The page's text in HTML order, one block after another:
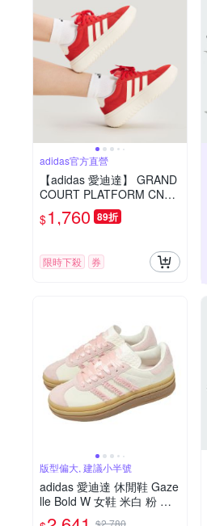
adidas官方直營
【adidas 愛迪達】 GRAND
COURT PLATFORM CNY
運動休閒鞋 女鞋 KJ2065
$1,760 89折
限時下殺 券
版型偏大, 建議小半號
adidas 愛迪達 休閒鞋 Gaze
lle Bold W 女鞋 米白 粉 芭
蕾舞風 厚底增高 JR8374
$2,780